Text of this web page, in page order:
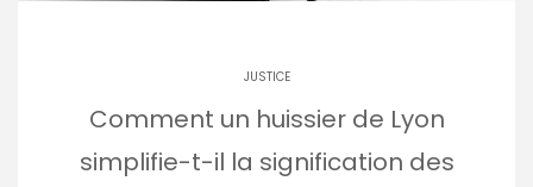
JUSTICE
Comment un huissier de Lyon
simplifie-t-il la signification des